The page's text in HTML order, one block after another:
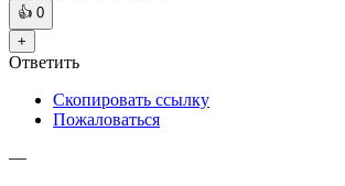
👍 0
+
Ответить
Скопировать ссылку
Пожаловаться
—